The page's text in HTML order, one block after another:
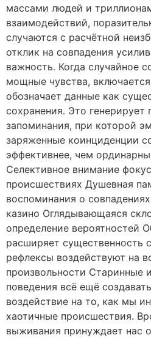
массами людей и
взаимодействий,
случаются с расчётной
отклик на совпадения
важность. Когда случайное
мощные чувства,
обозначает данные как
сохранения. Это генерирует
запоминания, при которой
заряженные коинциденции
эффективнее, чем
Селективное внимание
происшествиях Душевная
воспоминания о
казино Оглядывающаяся
определение вероятностей
расширяет существенность
рефлексы воздействуют на
произвольности Старинные
поведения всё ещё
воздействие на то, как мы
хаотичные происшествия.
выживания принуждает нас